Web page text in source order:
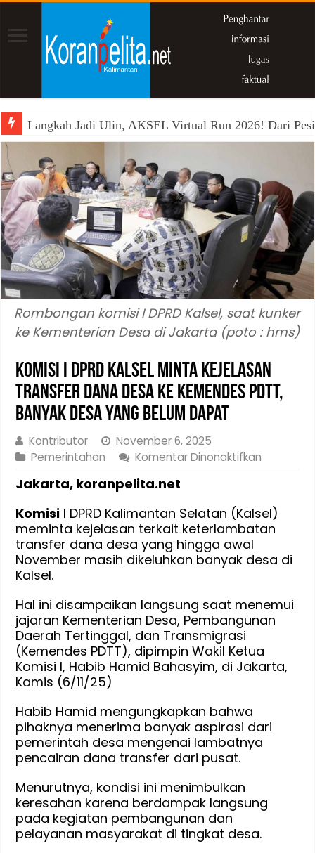
Langkah Jadi Ulin, AKSEL Virtual Run 2026! Dari
Rombongan komisi I DPRD Kalsel, saat kunker
ke Kementerian Desa di Jakarta (poto : hms)
Komisi I DPRD Kalsel Minta Kejelasan
Transfer Dana Desa ke Kemendes PDTT,
Banyak Desa Yang Belum Dapat
Kontributor
November 6, 2025
Pemerintahan
Komentar Dinonaktifkan
DPRD
Kalsel
Minta
Kejelasan
Desa
ke
PDTT,
Banyak
Dapat
Jakarta, koranpelita.net
Komisi I DPRD Kalimantan Selatan (Kalsel)
meminta kejelasan terkait keterlambatan
transfer dana desa yang hingga awal
November masih dikeluhkan banyak desa di
Kalsel.
Hal ini disampaikan langsung saat menemui
jajaran Kementerian Desa, Pembangunan
Daerah Tertinggal, dan Transmigrasi
(Kemendes PDTT), dipimpin Wakil Ketua
Komisi I, Habib Hamid Bahasyim, di Jakarta,
Kamis (6/11/25)
Habib Hamid mengungkapkan bahwa
pihaknya menerima banyak aspirasi dari
pemerintah desa mengenai lambatnya
pencairan dana transfer dari pusat.
Menurutnya, kondisi ini menimbulkan
keresahan karena berdampak langsung
pada kegiatan pembangunan dan
pelayanan masyarakat di tingkat desa.